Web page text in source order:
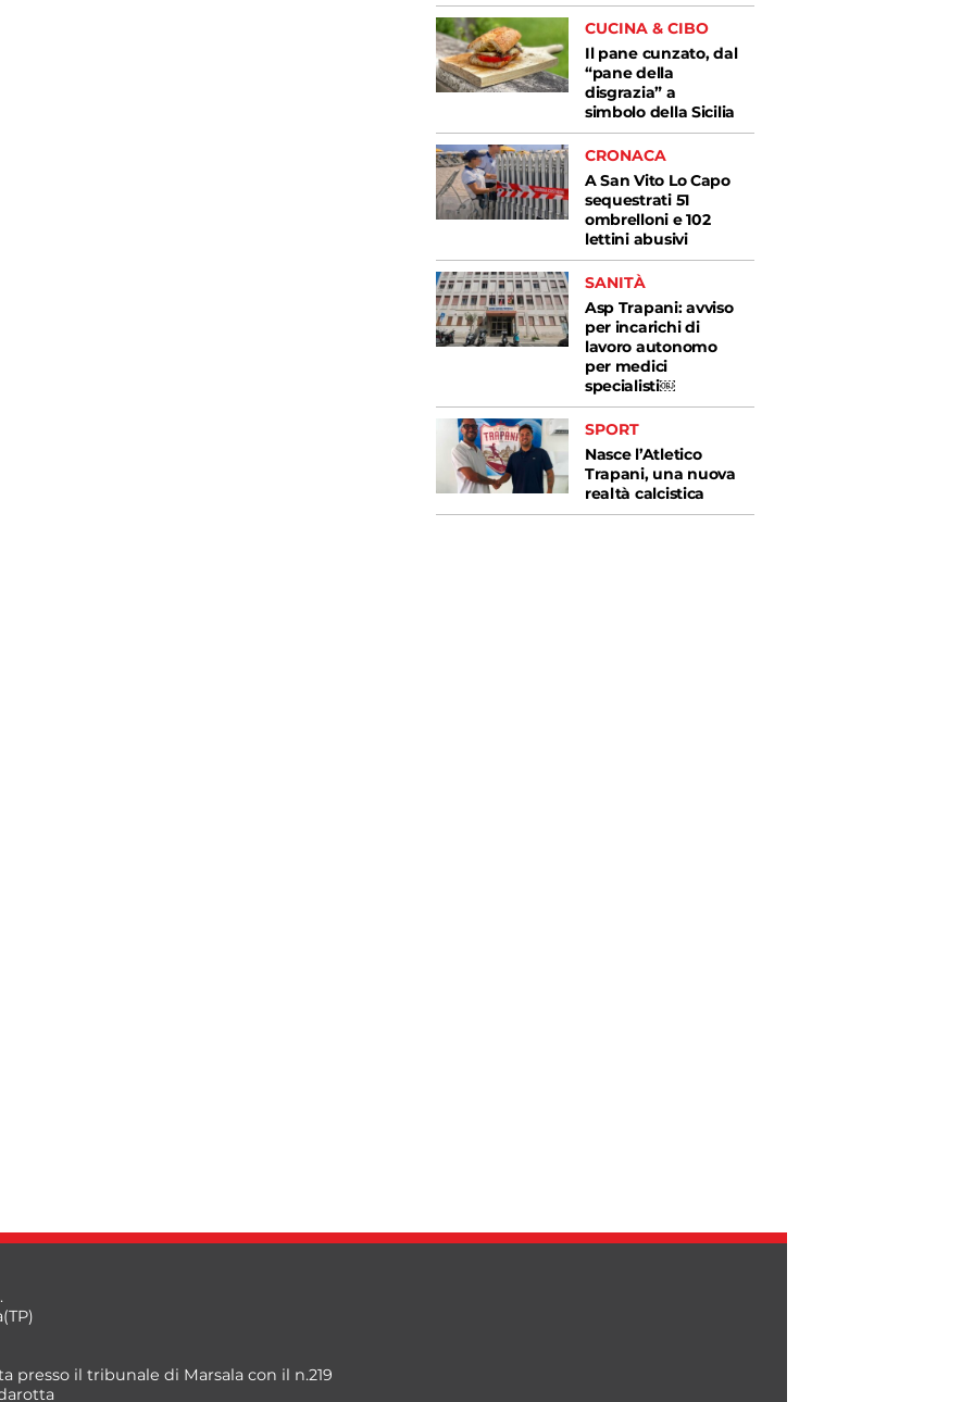
CUCINA & CIBO
Il pane cunzato, dal
“pane della
disgrazia” a
simbolo della Sicilia
CRONACA
A San Vito Lo Capo
sequestrati 51
ombrelloni e 102
lettini abusivi
SANITÀ
Asp Trapani: avviso
per incarichi di
lavoro autonomo
per medici
specialisti￼
SPORT
Nasce l’Atletico
Trapani, una nuova
realtà calcistica
presso il tribunale di Marsala con il n.219